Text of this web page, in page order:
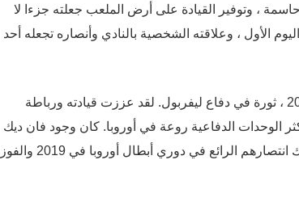
، وتوفير القيادة على أرض الملعب جعلته جزءا لا
الأول ، وعلاقته الشخصية بالنادي وأنصاره تجعله أحد
من ناحية أخرى ، أحدث فيرجيل فان ديك ، الذي انضم إلى النادي في يناير 2018 ، ثورة في دفاع ليفربول. لقد عززت قيادته ورباطة
الوحدات الدفاعية روعة في أوروبا. كان وجود فان ديك
في قلب دفاع ليفربول هو المفتاح لإنجازاتهم في السنوات الأخيرة ، بما في ذلك انتصارهم الرائع في دوري أبطال أوروبا في 2019 والفوز